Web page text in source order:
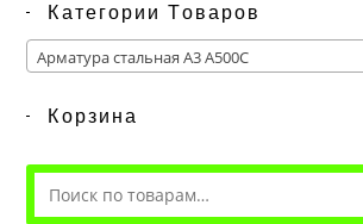
Категории Товаров
Арматура стальная А3 А500С
Корзина